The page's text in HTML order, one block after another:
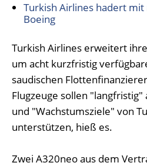
Turkish Airlines hadert
Boeing
Turkish Airlines erweitert
um acht kurzfristig
saudischen
Flugzeuge sollen
und "Wachstumsziele" von
unterstützen, hieß es.
Zwei A320neo aus dem